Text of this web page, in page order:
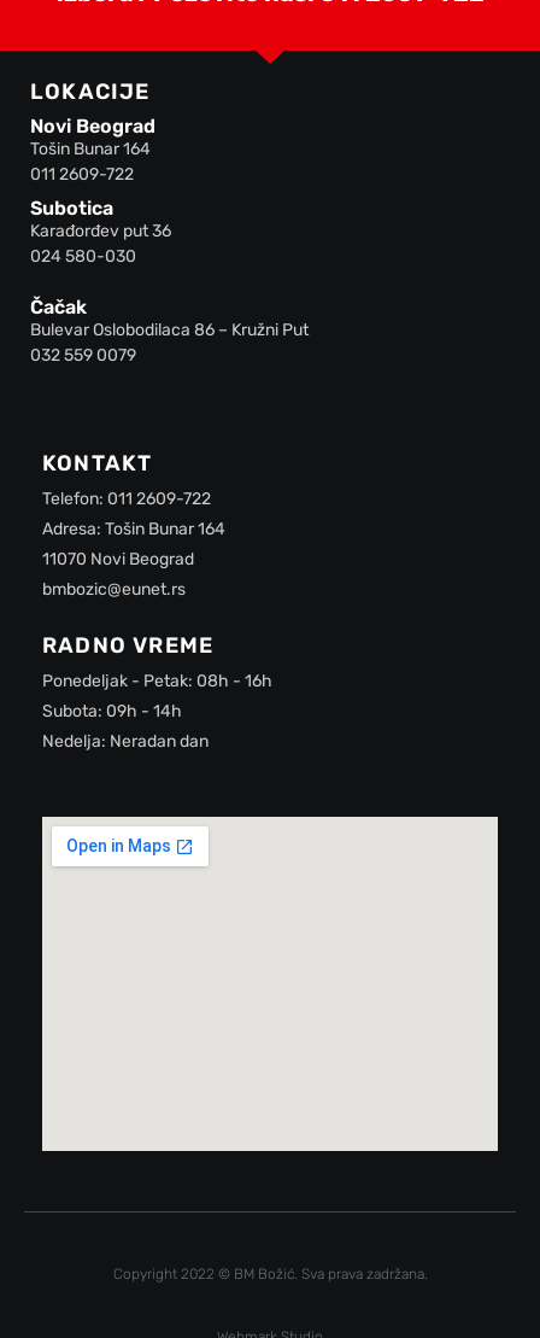
LOKACIJE
Novi Beograd
Tošin Bunar 164
011 2609-722
Subotica
Karađorđev put 36
024 580-030
Čačak
Bulevar Oslobodilaca 86 – Kružni Put
032 559 0079
KONTAKT
Telefon: 011 2609-722
Adresa: Tošin Bunar 164
11070 Novi Beograd
bmbozic@eunet.rs
RADNO VREME
Ponedeljak - Petak: 08h - 16h
Subota: 09h - 14h
Nedelja: Neradan dan
Copyright 2022 © BM Božić. Sva prava zadržana.